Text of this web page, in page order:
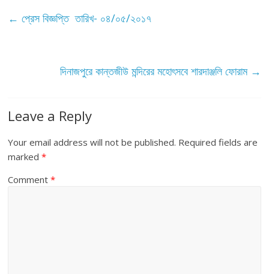
← প্রেস বিজ্ঞপ্তি তারিখ- ০৪/০৫/২০১৭
দিনাজপুরে কান্তজীউ মন্দিরের মহোৎসবে শারদাঞ্জলি ফোরাম →
Leave a Reply
Your email address will not be published. Required fields are
marked*
Comment*